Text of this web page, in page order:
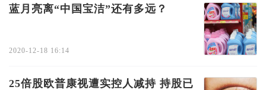
蓝月亮离“中国宝洁”还有多远？
2020-12-18 16:14
25倍股欧普康视遭实控人减持 持股已